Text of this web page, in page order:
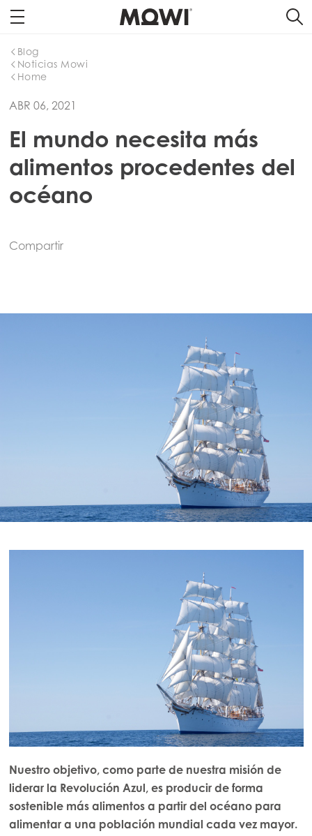
Home
Noticias Mowi
Blog
ABR 06, 2021
El mundo necesita más
alimentos procedentes del
océano
Compartir
Nuestro objetivo, como parte de nuestra misión de
liderar la Revolución Azul, es producir de forma
sostenible más alimentos a partir del océano para
alimentar a una población mundial cada vez mayor.